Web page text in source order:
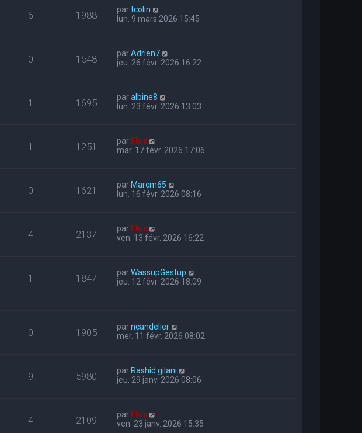
6 1988 partcolin
lun. 9 mars 2026 15:45
0 1548 parAdrien7
jeu. 26 févr. 2026 16:22
1 1695 paralbine8
lun. 23 févr. 2026 13:03
1 1251 par Flox
mar. 17 févr. 2026 17:06
0 1621 par Marcm65
lun. 16 févr. 2026 08:16
4 2137 par Flox
ven. 13 févr. 2026 16:22
1 1847 parWassupGestup
jeu. 12 févr. 2026 18:09
0 1905 parncandelier
mer. 11 févr. 2026 08:02
9 5980 par Rashid gilani
jeu. 29 janv. 2026 08:06
4 2109 par Flox
ven. 23 janv. 2026 15:35